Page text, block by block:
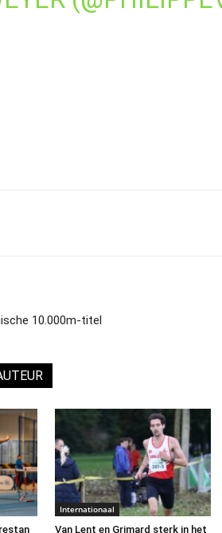
10.000m-titel
Internationaal
Van Lent en Grimard sterk in het